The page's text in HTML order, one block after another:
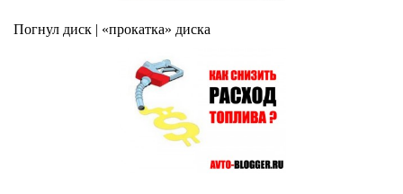
Погнул диск | «прокатка» диска